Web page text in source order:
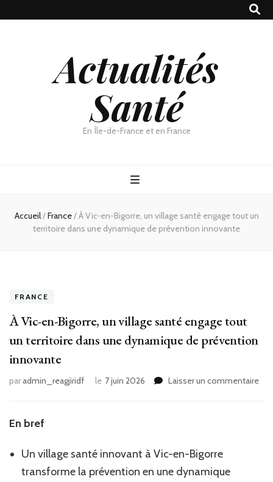
Actualités
Santé
En Île-de-France et en France
Accueil/France/À Vic-en-Bigorre, un village santé engage tout un
territoire dans une dynamique de prévention innovante
FRANCE
À Vic-en-Bigorre, un village santé engage tout
un territoire dans une dynamique de prévention
innovante
paradmin_reagjiridf le 7 juin 2026 Laisser un commentairesur
En bref
Un village santé innovant à Vic-en-Bigorre
transforme la prévention en une dynamique